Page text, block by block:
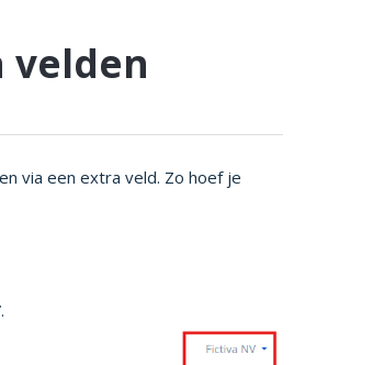
velden
via een extra veld. Zo hoef je
.